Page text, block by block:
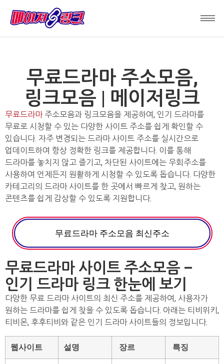
무료드라마 주소모음,
링크모음 | 메이저링크
무료드라마주소모음과 링크모음을 제공하여, 인기 드라마를
무료로 시청할 수 있는 다양한 사이트 주소를 쉽게 확인할 수
있습니다. 자주 변경되는 드라마 사이트 주소를 실시간으로
업데이트하여 항상 정확한 링크를 제공합니다. 이를 통해
드라마를 놓치지 않고 즐기고, 차단된 사이트에는 우회주소를
사용하여 언제든지 원활하게 시청할 수 있도록 돕습니다. 다양한
카테고리의 드라마 사이트를 한 곳에서 빠르게 찾고, 원하는
콘텐츠를 쉽게 감상할 수 있도록 지원합니다.
무료드라마 주소모음 최신주소
무료드라마 사이트 주소모음 –
인기 드라마 링크 한눈에 보기
다양한 무료 드라마 사이트의 최신 주소를 제공하여, 사용자가
원하는 드라마를 쉽게 찾을 수 있도록 돕습니다. 아래는 티비위키,
티비몬, 후후티비와 같은 인기 드라마 사이트들의 정보입니다.
웹사이트 설명 장르 특징